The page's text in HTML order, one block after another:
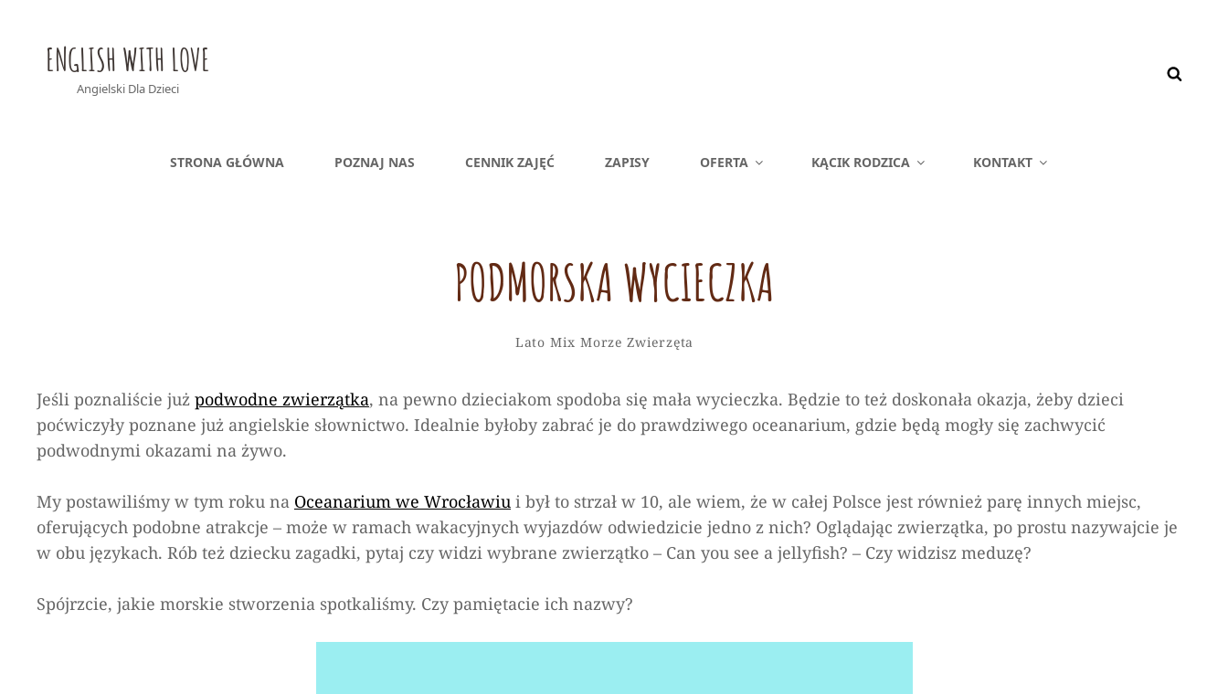
ENGLISH WITH LOVE
Angielski Dla Dzieci
STRONA GŁÓWNA POZNAJ NAS CENNIK ZAJĘĆ ZAPISY OFERTA KĄCIK RODZICA KONTAKT
PODMORSKA WYCIECZKA
Categories
Lato Mix Morze Zwierzęta
comment
on
Podmorska
Jeśli poznaliście już podwodne zwierzątka, na pewno dzieciakom spodoba się mała wycieczka. Będzie to też doskonała okazja, żeby dzieci
poćwiczyły poznane już angielskie słownictwo. Idealnie byłoby zabrać je do prawdziwego oceanarium, gdzie będą mogły się zachwycić
podwodnymi okazami na żywo.
My postawiliśmy w tym roku na Oceanarium we Wrocławiu i był to strzał w 10, ale wiem, że w całej Polsce jest również parę innych miejsc,
oferujących podobne atrakcje – może w ramach wakacyjnych wyjazdów odwiedzicie jedno z nich? Oglądając zwierzątka, po prostu nazywajcie je
w obu językach. Rób też dziecku zagadki, pytaj czy widzi wybrane zwierzątko – Can you see a jellyfish? – Czy widzisz meduzę?
Spójrzcie, jakie morskie stworzenia spotkaliśmy. Czy pamiętacie ich nazwy?